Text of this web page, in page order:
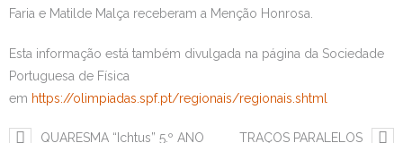
Faria e Matilde Malça receberam a Menção Honrosa.
Esta informação está também divulgada na página da Sociedade
Portuguesa de Física
em https://olimpiadas.spf.pt/regionais/regionais.shtml
QUARESMA “Ichtus” 5.º ANO TRAÇOS PARALELOS